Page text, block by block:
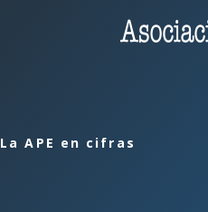
La APE en cifras